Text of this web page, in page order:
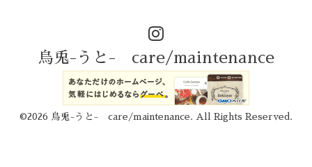
烏兎-うと- care/maintenance
©2026 烏兎-うと- care/maintenance . All Rights Reserved.